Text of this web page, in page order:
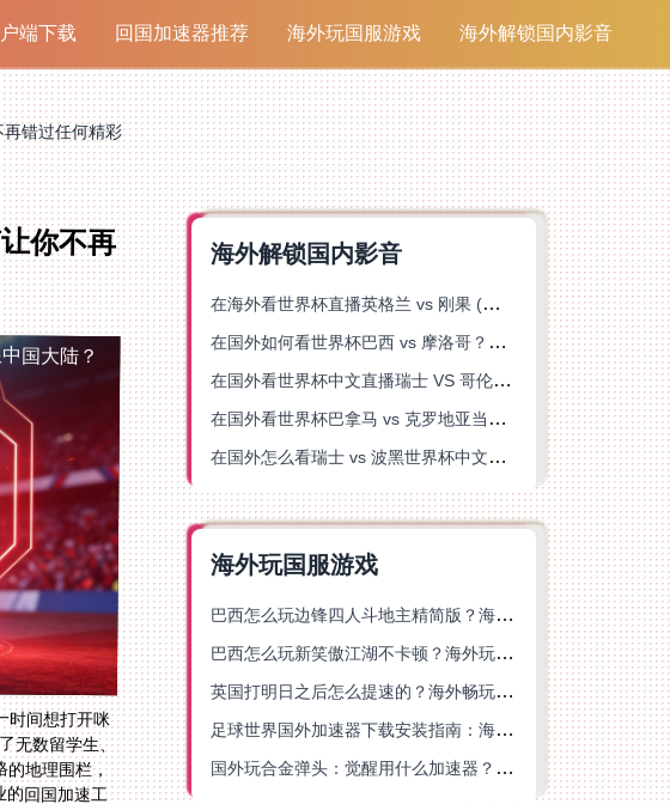
端下载 回国加速器推荐 海外玩国服游戏 海外解锁国内影音
错过任何精彩
你不再
国大陆？
时间想打开咪
无数留学生、
的地理围栏，
的回国加速工
功能强大的回
海外解锁国内影音
在海外看世界杯直播英格兰 vs 刚果 (金)当前地区不可播放？这篇指南帮你突破所有限制
在国外如何看世界杯巴西 vs 摩洛哥？海外党专属体育观赛指南来了
在国外看世界杯中文直播瑞士 VS 哥伦比亚当前地区不可播放？这篇指南帮你搞定
在国外看世界杯巴拿马 vs 克罗地亚当前地区不可播放？这篇指南帮你轻松解决海外体育直播难题
在国外怎么看瑞士 vs 波黑世界杯中文解说？这篇指南帮你搞定所有地区限制问题
海外玩国服游戏
巴西怎么玩边锋四人斗地主精简版？海外游戏党的加速器终极选择
巴西怎么玩新笑傲江湖不卡顿？海外玩家国服游戏加速终极指南（附猫和老鼠一梦江湖实测）
英国打明日之后怎么提速的？海外畅玩国服游戏终极指南
足球世界国外加速器下载安装指南：海外党畅玩国服游戏的终极解决方案
国外玩合金弹头：觉醒用什么加速器？一份写给海外游子的畅玩指南